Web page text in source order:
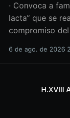
· Convoca a
lacta” que se realizará
compromiso
salud y los
6 de ago. de 2026
H.XVIII